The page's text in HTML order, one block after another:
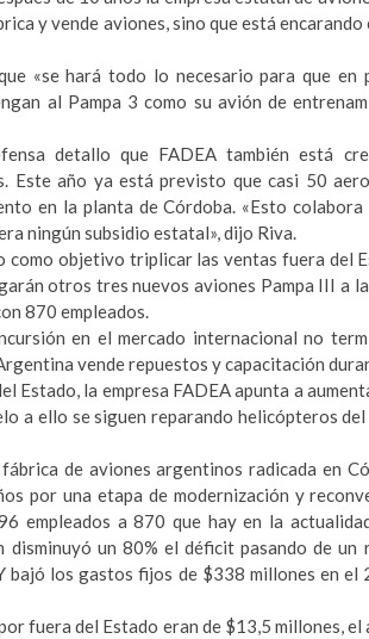
y vende aviones, sino que está
«se hará todo lo necesario para que en
al Pampa 3 como su avión de
detallo que FADEA también está
Este año ya está previsto que casi 50
en la planta de Córdoba. «Esto colabora
ningún subsidio estatal», dijo Riva.
como objetivo triplicar las ventas fuera del
otros tres nuevos aviones Pampa III a
870 empleados.
en el mercado internacional no
vende repuestos y capacitación
Estado, la empresa FADEA apunta a
a ello se siguen reparando helicópteros
de aviones argentinos radicada en
por una etapa de modernización y
empleados a 870 que hay en la
disminuyó un 80% el déficit pasando de
bajó los gastos fijos de $338 millones en el
fuera del Estado eran de $13,5 millones,